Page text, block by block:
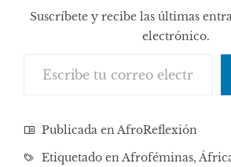
Suscríbete y recibe las últimas
electrónico.
Publicada enAfroReflexión
Etiquetado enAfroféminas,